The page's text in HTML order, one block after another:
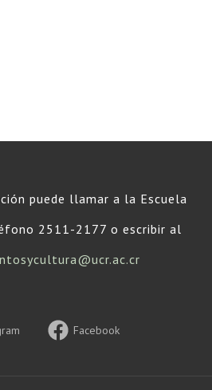
puede llamar a la Escuela
2511-2177 o escribir al
Facebook